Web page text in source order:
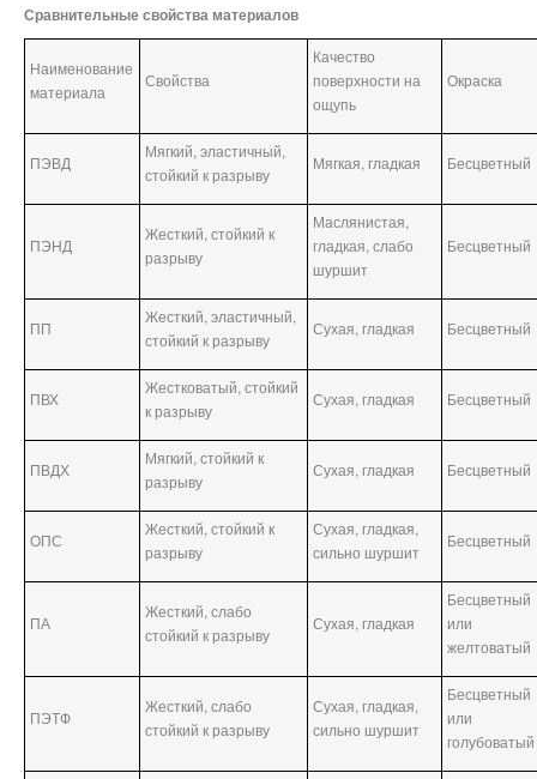
Сравнительные свойства материалов
Наименование
материала
Свойства
Качество
поверхности на
ощупь
Окраска
ПЭВД
Мягкий, эластичный,
стойкий к разрыву
Мягкая, гладкая Бесцветный
ПЭНД
Жесткий, стойкий к
разрыву
Маслянистая,
гладкая, слабо
шуршит
Бесцветный
ПП
Жесткий, эластичный,
стойкий к разрыву
Сухая, гладкая Бесцветный
ПВХ
Жестковатый, стойкий
к разрыву
Сухая, гладкая Бесцветный
ПВДХ
Мягкий, стойкий к
разрыву
Сухая, гладкая Бесцветный
ОПС
Жесткий, стойкий к
разрыву
Сухая, гладкая,
сильно шуршит
Бесцветный
ПА
Жесткий, слабо
стойкий к разрыву
Сухая, гладкая
Бесцветный
или
желтоватый
ПЭТФ
Жесткий, слабо
стойкий к разрыву
Сухая, гладкая,
сильно шуршит
Бесцветный
или
голубоватый